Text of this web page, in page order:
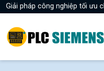
Giải pháp công nghiệp tối ưu